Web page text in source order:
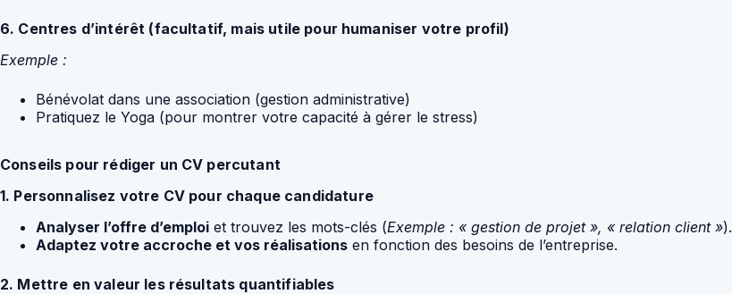
6. Centres d’intérêt (facultatif, mais utile pour humaniser votre profil)
Exemple :
Bénévolat dans une association (gestion administrative)
Pratiquez le Yoga (pour montrer votre capacité à gérer le stress)
Conseils pour rédiger un CV percutant
1. Personnalisez votre CV pour chaque candidature
Analyser l’offre d’emploi et trouvez les mots-clés (Exemple : « gestion de projet », « relation client »).
Adaptez votre accroche et vos réalisations en fonction des besoins de l’entreprise.
2. Mettre en valeur les résultats quantifiables